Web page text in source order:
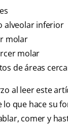
alveolar inferior
molar
molar
de áreas
al leer este
lo que hace su
comer y